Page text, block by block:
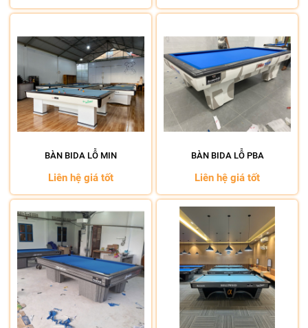
BÀN BIDA LỖ MIN
Liên hệ giá tốt
BÀN BIDA LỖ PBA
Liên hệ giá tốt